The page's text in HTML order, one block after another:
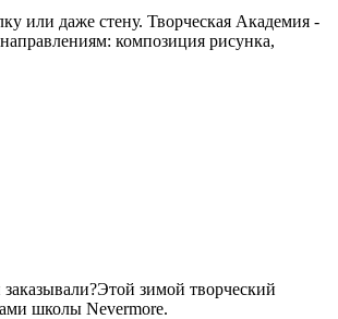
или даже стену. Творческая Академия -
композиция рисунка,
зимой творческий
школы Nevermore.